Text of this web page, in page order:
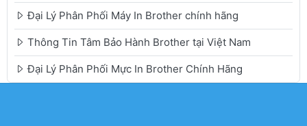
Đại Lý Phân Phối Máy In Brother chính hãng
Thông Tin Tâm Bảo Hành Brother tại Việt Nam
Đại Lý Phân Phối Mực In Brother Chính Hãng